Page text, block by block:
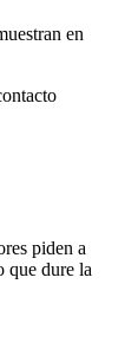
en
piden a
que dure la